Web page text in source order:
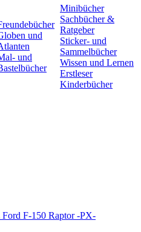
und
und
Minibücher
Sachbücher &
Ratgeber
Sticker- und
Sammelbücher
Wissen und Lernen
Erstleser
Kinderbücher
F-150 Raptor -PX-